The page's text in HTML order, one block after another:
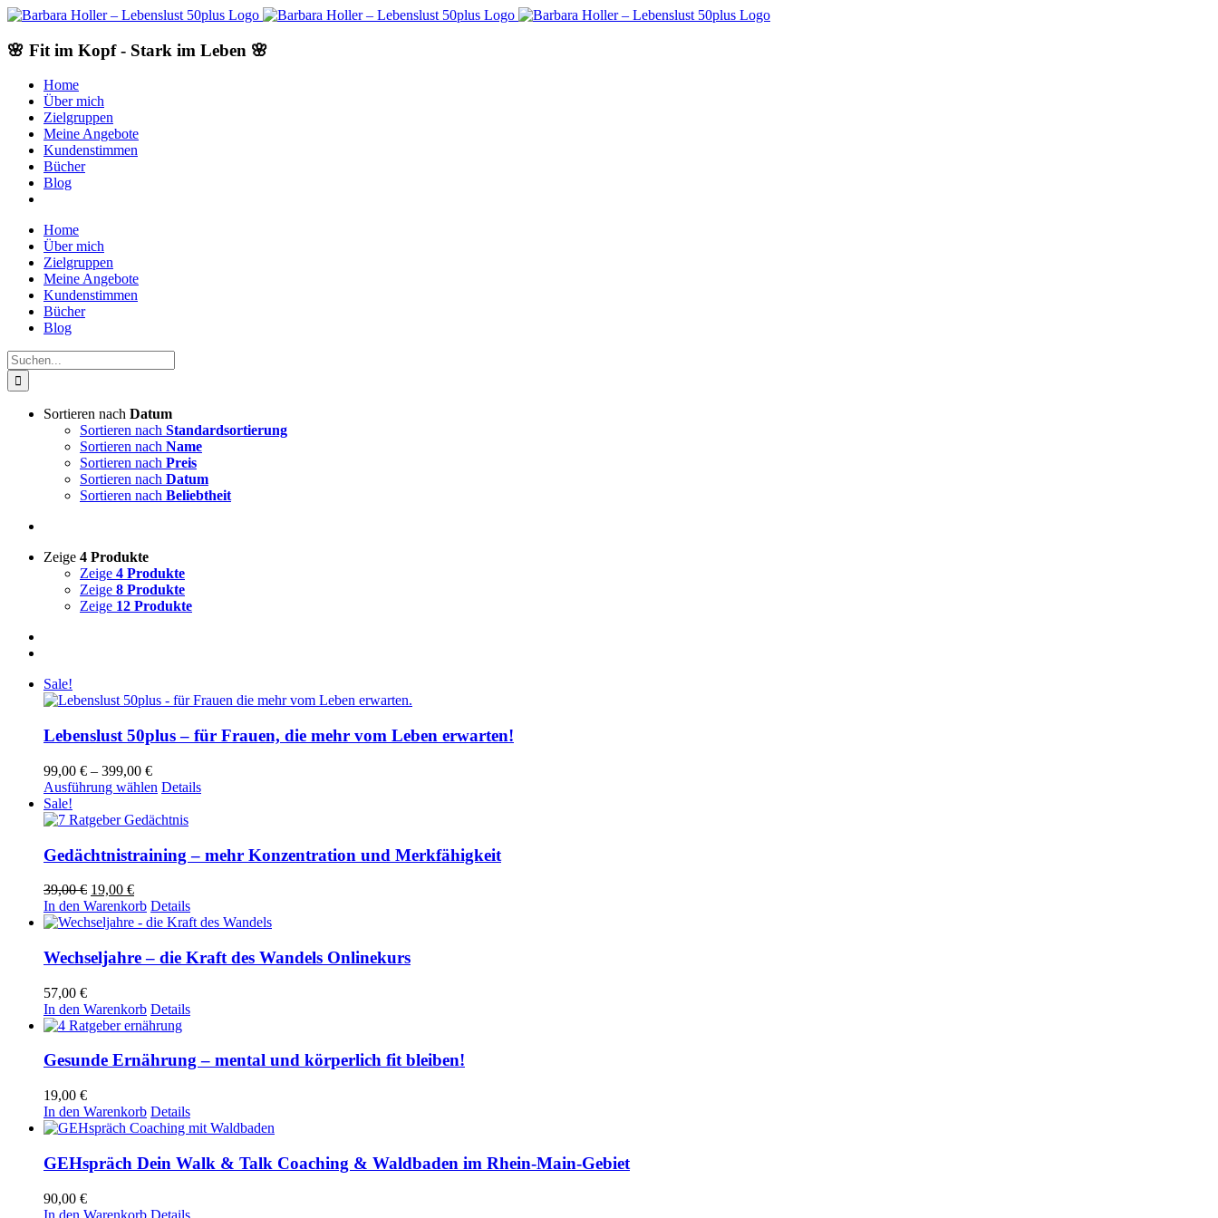
Skip
content
🌸 Fit im Kopf - Stark im Leben 🌸
Home
Über mich
Zielgruppen
Meine Angebote
Kundenstimmen
Bücher
Blog
Home
Über mich
Zielgruppen
Meine Angebote
Kundenstimmen
Bücher
Blog
Suche
nach:
Sortieren nach Datum
Sortieren nach Standardsortierung
Sortieren nach Name
Sortieren nach Preis
Sortieren nach Datum
Sortieren nach Beliebtheit
Zeige 4 Produkte
Zeige 4 Produkte
Zeige 8 Produkte
Zeige 12 Produkte
Sale!
Lebenslust 50plus – für Frauen, die mehr vom Leben erwarten!
99,00 € – 399,00 €Preisspanne:
99,00 €
399,00 €
Ausführung wählen Dieses
weist
Varianten
auf.
Optionen
können
auf
der
Produktseite
Details
Sale!
Gedächtnistraining – mehr Konzentration und Merkfähigkeit
39,00€ Ursprünglicher
Preis
war:
19,00 €Aktueller
Preis
ist:
In den Warenkorb Details
Wechseljahre – die Kraft des Wandels Onlinekurs
57,00 €
In den Warenkorb Details
Gesunde Ernährung – mental und körperlich fit bleiben!
19,00 €
In den Warenkorb Details
GEHspräch Dein Walk & Talk Coaching & Waldbaden im Rhein-Main-Gebiet
90,00 €
In den Warenkorb Details